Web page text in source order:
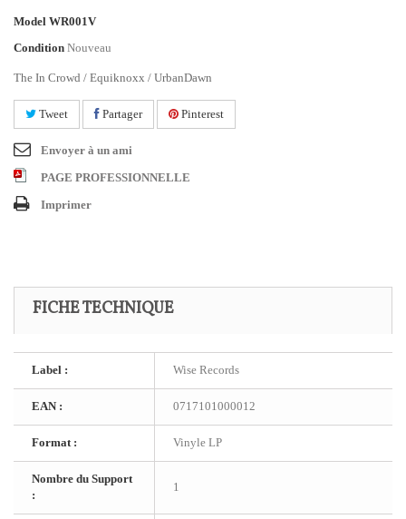
Model WR001V
Condition Nouveau
The In Crowd / Equiknoxx / UrbanDawn
Tweet Partager Pinterest
Envoyer à un ami
PAGE PROFESSIONNELLE
Imprimer
FICHE TECHNIQUE
Label : Wise Records
EAN : 0717101000012
Format : Vinyle LP
Nombre du Support
:
1